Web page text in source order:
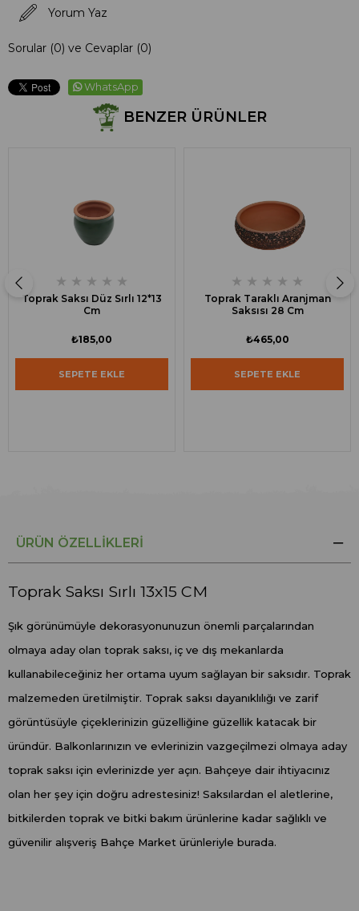
Yorum Yaz
Sorular (0) ve Cevaplar (0)
WhatsApp
BENZER ÜRÜNLER
★ ★ ★ ★ ★
Toprak Saksı Düz Sırlı 12*13
Cm
₺185,00
SEPETE EKLE
★ ★ ★ ★ ★
Toprak Taraklı Aranjman
Saksısı 28 Cm
₺465,00
SEPETE EKLE
ÜRÜN ÖZELLIKLERI
Toprak Saksı Sırlı 13x15 CM
Şık görünümüyle dekorasyonunuzun önemli parçalarından
olmaya aday olan toprak saksı, iç ve dış mekanlarda
kullanabileceğiniz her ortama uyum sağlayan bir saksıdır. Toprak
malzemeden üretilmiştir. Toprak saksı dayanıklılığı ve zarif
görüntüsüyle çiçeklerinizin güzelliğine güzellik katacak bir
üründür. Balkonlarınızın ve evlerinizin vazgeçilmezi olmaya aday
toprak saksı için evlerinizde yer açın. Bahçeye dair ihtiyacınız
olan her şey için doğru adrestesiniz! Saksılardan el aletlerine,
bitkilerden toprak ve bitki bakım ürünlerine kadar sağlıklı ve
güvenilir alışveriş Bahçe Market ürünleriyle burada.